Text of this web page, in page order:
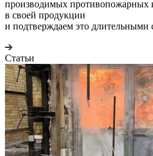
производимых
в своей продукции
и подтверждаем это длительными
Статьи